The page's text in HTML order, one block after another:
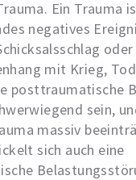
Ein Trauma
negatives
mit Krieg,
posttraumatische
sein,
massiv
sich auch eine